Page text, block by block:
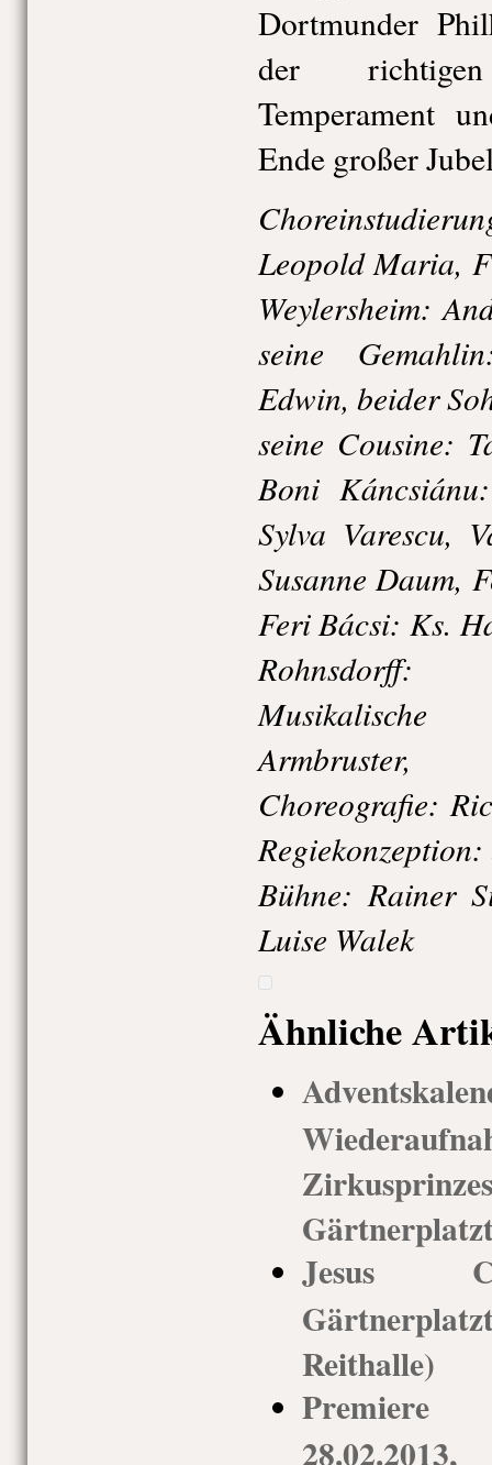
Dortmunder
der
Temperament
Ende großer
Leopold Maria,
Weylersheim:
seine
Edwin, beider
seine Cousine:
Boni
Sylva Varescu,
Susanne Daum,
Feri Bácsi: Ks.
Rohnsdorff:
Armbruster,
Choreografie:
Bühne: Rainer
Luise Walek
Ähnliche
Jesus
Reithalle)